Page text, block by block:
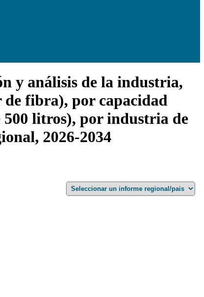
y análisis de la industria,
fibra), por capacidad
500 litros), por industria de
2026-2034